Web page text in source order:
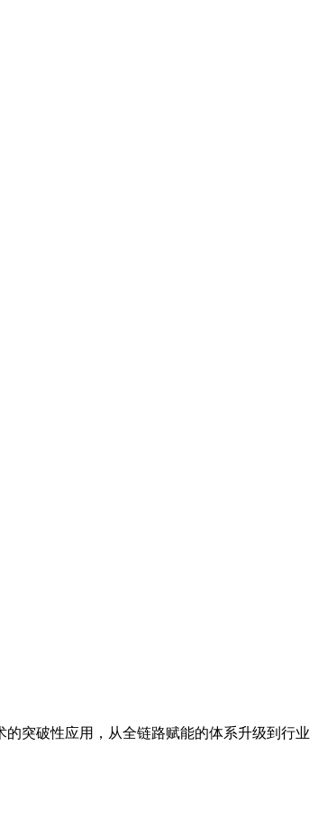
突破性应用，从全链路赋能的体系升级到行业